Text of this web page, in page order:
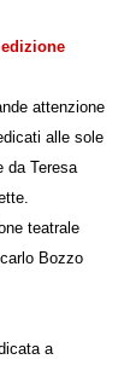
edizione
attenzione
alle sole
da Teresa
teatrale
Bozzo
a